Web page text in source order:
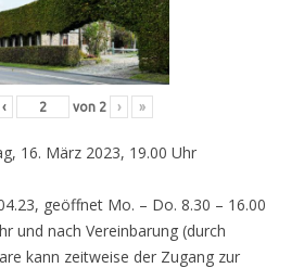
‹ von 2 › »
16. März 2023, 19.00 Uhr
geöffnet Mo. – Do. 8.30 – 16.00
und nach Vereinbarung (durch
kann zeitweise der Zugang zur